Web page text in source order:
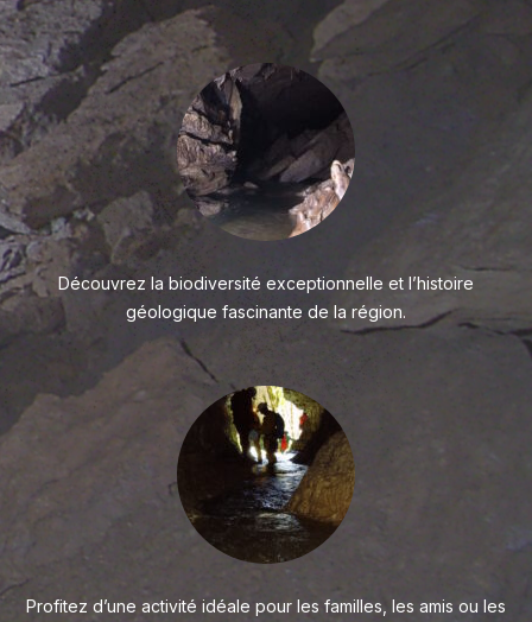
Découvrez la biodiversité exceptionnelle et l’histoire
géologique fascinante de la région.
Profitez d’une activité idéale pour les familles, les amis ou les